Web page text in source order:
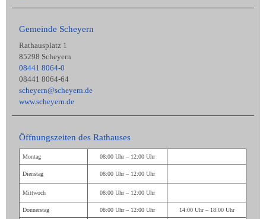
Gemeinde Scheyern
Rathausplatz 1
85298 Scheyern
08441 8064-0
08441 8064-64
scheyern@scheyern.de
www.scheyern.de
Öffnungszeiten des Rathauses
Montag 08:00 Uhr – 12:00 Uhr
Dienstag 08:00 Uhr – 12:00 Uhr
Mittwoch 08:00 Uhr – 12:00 Uhr
Donnerstag 08:00 Uhr – 12:00 Uhr 14:00 Uhr – 18:00 Uhr